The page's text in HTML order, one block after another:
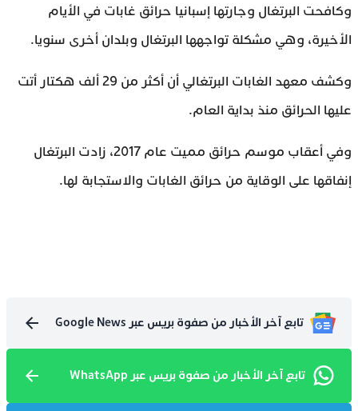
وكافحت البرتغال وجارتها إسبانيا حرائق غابات في الأيام
الأخيرة، وهي مشكلة تواجهها البرتغال وبلدان أخرى سنويا.
وكشف معهد الغابات البرتغالي أن أكثر من 29 ألف هكتار أتت
عليها الحرائق منذ بداية العام.
وفي أعقاب موسم حرائق مميت عام 2017، زادت البرتغال
إنفاقها على الوقاية من حرائق الغابات والاستجابة لها.
تابع آخر الأخبار من صفوة بريس عبر Google News
تابع آخر الأخبار من صفوة بريس عبر WhatsApp